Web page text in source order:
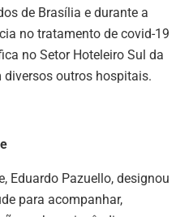
de Brasília e durante a
no tratamento de covid-19
no Setor Hoteleiro Sul da
diversos outros hospitais.
Eduardo Pazuello, designou
para acompanhar,